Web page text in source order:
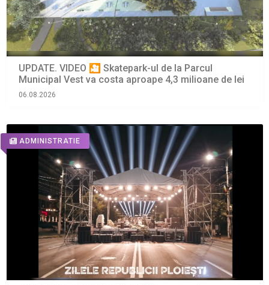
UPDATE. VIDEO 🎦 Skatepark-ul de la Parcul
Municipal Vest va costa aproape 4,3 milioane de lei
06.08.2026
ADMINISTRATIE